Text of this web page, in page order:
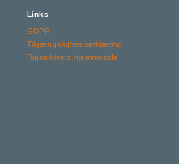
Links
GDPR
Tilgængelighedserklæring
Rigsarkivets hjemmeside